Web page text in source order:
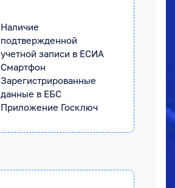
Наличие
подтвержденной
учетной записи в ЕСИА
Смартфон
Зарегистрированные
данные в ЕБС
Приложение Госключ